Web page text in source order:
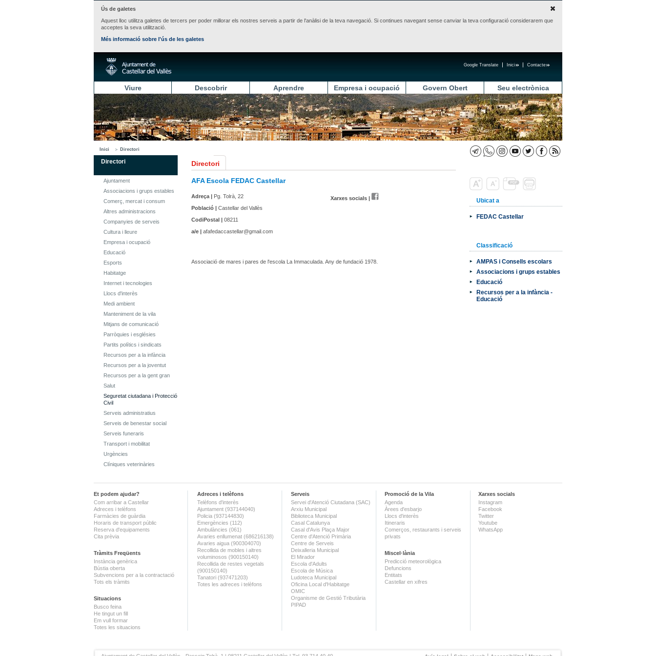
Ús de galetes
Aquest lloc utilitza galetes de tercers per poder millorar els nostres serveis a partir de l'anàlisi de la teva navegació. Si continues navegant sense canviar la teva configuració considerarem que
acceptes la seva utilització.
Més informació sobre l'ús de les galetes
Contacte
Inici
Google Translate
Viure Descobrir Aprendre Empresa i ocupació Govern Obert Seu electrònica
Inici Directori
Directori
Ajuntament
Associacions i grups estables
Comerç, mercat i consum
Altres administracions
Companyies de serveis
Cultura i lleure
Empresa i ocupació
Educació
Esports
Habitatge
Internet i tecnologies
Llocs d'interès
Medi ambient
Manteniment de la vila
Mitjans de comunicació
Parròquies i esglésies
Partits polítics i sindicats
Recursos per a la infància
Recursos per a la joventut
Recursos per a la gent gran
Salut
Seguretat ciutadana i Protecció
Civil
Serveis administratius
Serveis de benestar social
Serveis funeraris
Transport i mobilitat
Urgències
Clíniques veterinàries
Directori
AFA Escola FEDAC Castellar
Adreça | Pg. Tolrà, 22
Població | Castellar del Vallès
CodiPostal | 08211
a/e | afafedaccastellar@gmail.com
Xarxes socials |
Associació de mares i pares de l'escola La Immaculada. Any de fundació 1978.
Ubicat a
FEDAC Castellar
Classificació
AMPAS i Consells escolars
Associacions i grups estables
Educació
Recursos per a la infància -
Educació
Et podem ajudar?
Com arribar a Castellar
Adreces i telèfons
Farmàcies de guàrdia
Horaris de transport públic
Reserva d'equipaments
Cita prèvia
Tràmits Freqüents
Instància genèrica
Bústia oberta
Subvencions per a la contractació
Tots els tràmits
Situacions
Busco feina
He tingut un fill
Em vull formar
Totes les situacions
Adreces i telèfons
Telèfons d'interès
Ajuntament (937144040)
Policia (937144830)
Emergències (112)
Ambulàncies (061)
Avaries enllumenat (686216138)
Avaries aigua (900304070)
Recollida de mobles i altres
voluminosos (900150140)
Recollida de restes vegetals
(900150140)
Tanatori (937471203)
Totes les adreces i telèfons
Serveis
Servei d'Atenció Ciutadana (SAC)
Arxiu Municipal
Biblioteca Municipal
Casal Catalunya
Casal d'Avis Plaça Major
Centre d'Atenció Primària
Centre de Serveis
Deixalleria Municipal
El Mirador
Escola d'Adults
Escola de Música
Ludoteca Municipal
Oficina Local d'Habitatge
OMIC
Organisme de Gestió Tributària
PIPAD
Promoció de la Vila
Agenda
Àrees d'esbarjo
Llocs d'interès
Itineraris
Comerços, restaurants i serveis
privats
Miscel·lània
Predicció meteorològica
Defuncions
Entitats
Castellar en xifres
Xarxes socials
Instagram
Facebook
Twitter
Youtube
WhatsApp